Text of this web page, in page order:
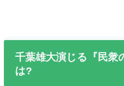
千葉雄大演じる『民衆
は?